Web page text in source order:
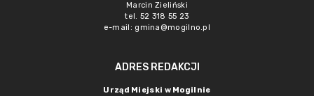
Marcin Zieliński
tel. 52 318 55 23
e-mail: gmina@mogilno.pl
ADRES REDAKCJI
Urząd Miejski w Mogilnie